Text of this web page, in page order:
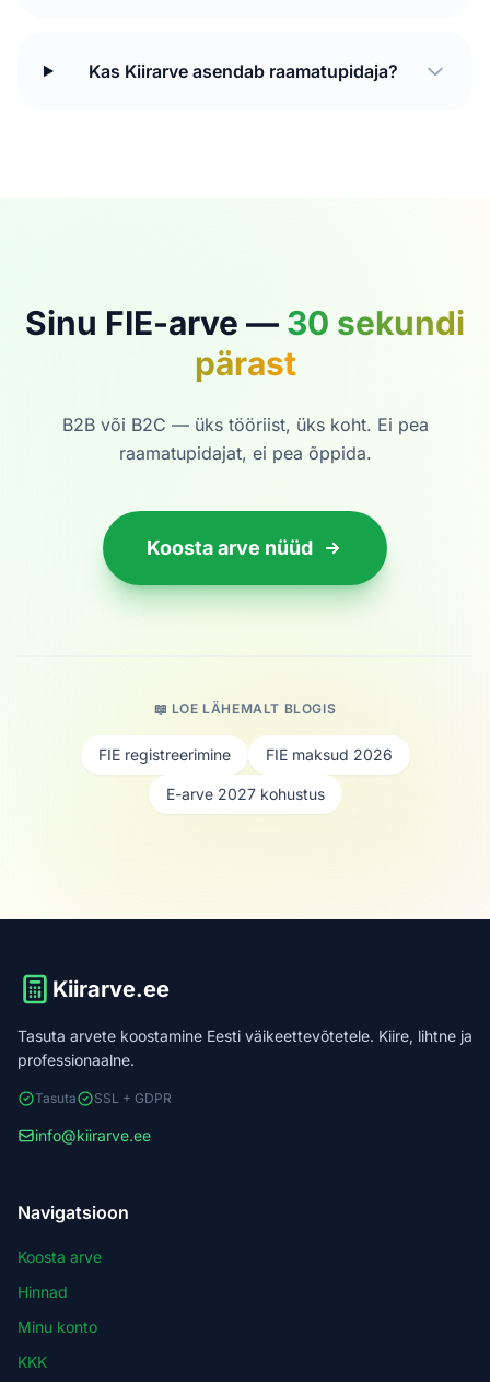
Kas Kiirarve asendab raamatupidaja?
Sinu FIE-arve — 30 sekundi
pärast
B2B või B2C — üks tööriist, üks koht. Ei pea
raamatupidajat, ei pea õppida.
Koosta arve nüüd
📖 LOE LÄHEMALT BLOGIS
FIE registreerimine FIE maksud 2026
E-arve 2027 kohustus
Kiirarve.ee
Tasuta arvete koostamine Eesti väikeettevõtetele. Kiire, lihtne ja
professionaalne.
Tasuta SSL + GDPR
info@kiirarve.ee
Navigatsioon
Koosta arve
Hinnad
Minu konto
KKK